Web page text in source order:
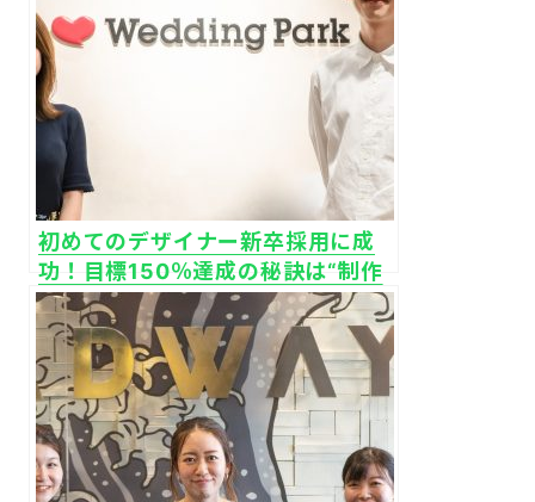
初めてのデザイナー新卒採用に成
功！目標150％達成の秘訣は“制作
意図に着目した”スカウト｜株式会
社ウエディングパーク